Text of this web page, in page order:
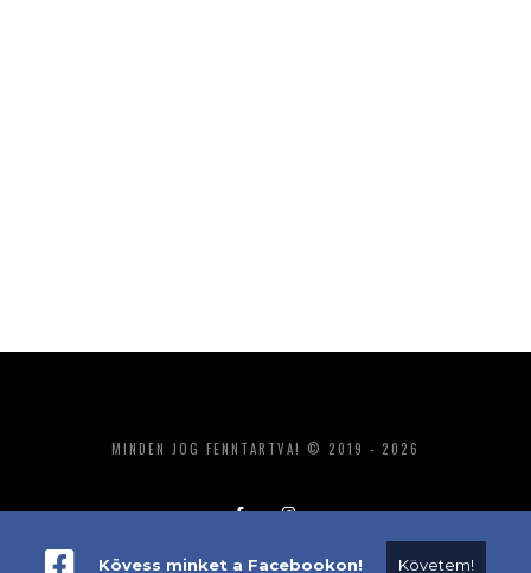
MINDEN JOG FENNTARTVA! © 2019 - 2026
Kövess minket a Facebookon! Követem!